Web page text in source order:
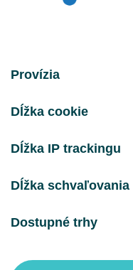
Provízia
Dĺžka cookie
Dĺžka IP trackingu
Dĺžka schvaľovania
Dostupné trhy